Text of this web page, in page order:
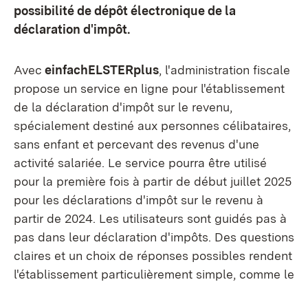
possibilité de dépôt électronique de la
déclaration d'impôt.
Avec einfachELSTERplus, l'administration fiscale
propose un service en ligne pour l'établissement
de la déclaration d'impôt sur le revenu,
spécialement destiné aux personnes célibataires,
sans enfant et percevant des revenus d'une
activité salariée. Le service pourra être utilisé
pour la première fois à partir de début juillet 2025
pour les déclarations d'impôt sur le revenu à
partir de 2024. Les utilisateurs sont guidés pas à
pas dans leur déclaration d'impôts. Des questions
claires et un choix de réponses possibles rendent
l'établissement particulièrement simple, comme le